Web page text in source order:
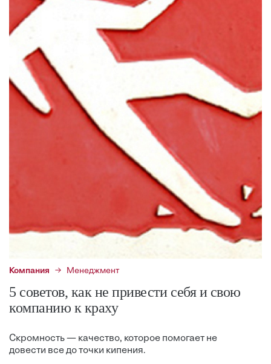
Компания Менеджмент
5 cоветов, как не привести себя и свою
компанию к краху
Скромность — качество, которое помогает не
довести все до точки кипения.